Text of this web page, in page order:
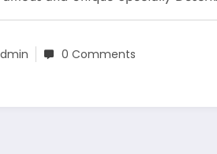
0 Comments